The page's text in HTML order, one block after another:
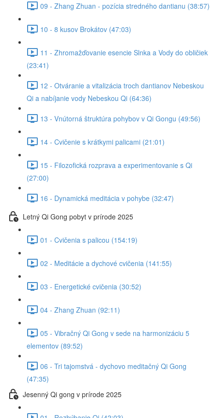
09 - Zhang Zhuan - pozícia stredného dantianu (38:57)
10 - 8 kusov Brokátov (47:03)
11 - Zhromažďovanie esencie Slnka a Vody do obličiek
(23:41)
12 - Otváranie a vitalizácia troch dantianov Nebeskou
Qi a nabíjanie vody Nebeskou Qi (64:36)
13 - Vnútorná štruktúra pohybov v Qi Gongu (49:56)
14 - Cvičenie s krátkymi palicami (21:01)
15 - Filozofická rozprava a experimentovanie s Qi
(27:00)
16 - Dynamická meditácia v pohybe (32:47)
Letný Qi Gong pobyt v prírode 2025
01 - Cvičenia s palicou (154:19)
02 - Meditácie a dychové cvičenia (141:55)
03 - Energetické cvičenia (30:52)
04 - Zhang Zhuan (92:11)
05 - Vibračný Qi Gong v sede na harmonizáciu 5
elementov (89:52)
06 - Tri tajomstvá - dychovo meditačný Qi Gong
(47:35)
Jesenný Qi gong v prírode 2025